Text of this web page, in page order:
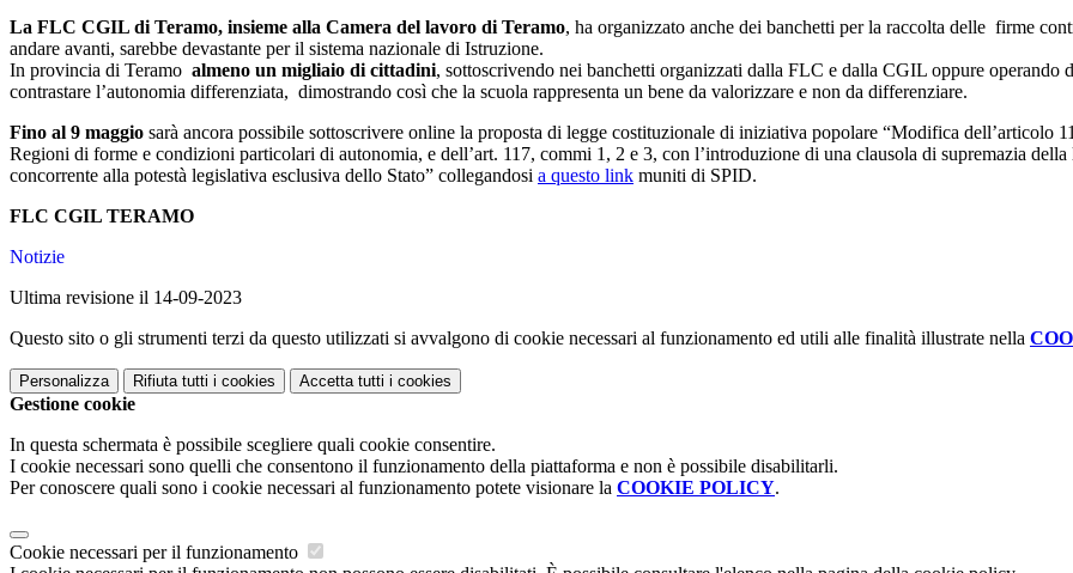
La FLC CGIL di Teramo, insieme alla Camera del lavoro di Teramo, ha organizzato anche dei banchetti per la raccolta delle firme
andare avanti, sarebbe devastante per il sistema nazionale di Istruzione.
In provincia di Teramo almeno un migliaio di cittadini, sottoscrivendo nei banchetti organizzati dalla FLC e dalla CGIL oppure operando
contrastare l’autonomia differenziata, dimostrando così che la scuola rappresenta un bene da valorizzare e non da differenziare.
Fino al 9 maggio sarà ancora possibile sottoscrivere online la proposta di legge costituzionale di iniziativa popolare “Modifica dell’articolo
Regioni di forme e condizioni particolari di autonomia, e dell’art. 117, commi 1, 2 e 3, con l’introduzione di una clausola di supremazia
concorrente alla potestà legislativa esclusiva dello Stato” collegandosi a questo link muniti di SPID.
FLC CGIL TERAMO
Notizie
Ultima revisione il 14-09-2023
Questo sito o gli strumenti terzi da questo utilizzati si avvalgono di cookie necessari al funzionamento ed utili alle finalità illustrate nella
Personalizza Rifiuta tutti i cookies Accetta tutti i cookies
Gestione cookie
In questa schermata è possibile scegliere quali cookie consentire.
I cookie necessari sono quelli che consentono il funzionamento della piattaforma e non è possibile disabilitarli.
Per conoscere quali sono i cookie necessari al funzionamento potete visionare la COOKIE POLICY.
Cookie necessari per il funzionamento